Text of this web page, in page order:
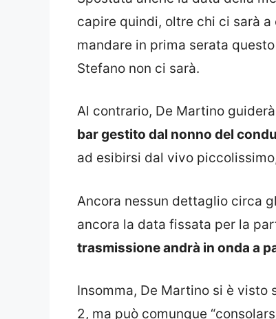
capire quindi, oltre chi ci sarà
mandare in prima serata
Stefano non ci sarà.
Al contrario, De Martino guiderà
bar gestito dal nonno del
ad esibirsi dal vivo
Ancora nessun dettaglio circa
ancora la data fissata per la
trasmissione andrà in onda a
Insomma, De Martino si è visto
2, ma può comunque